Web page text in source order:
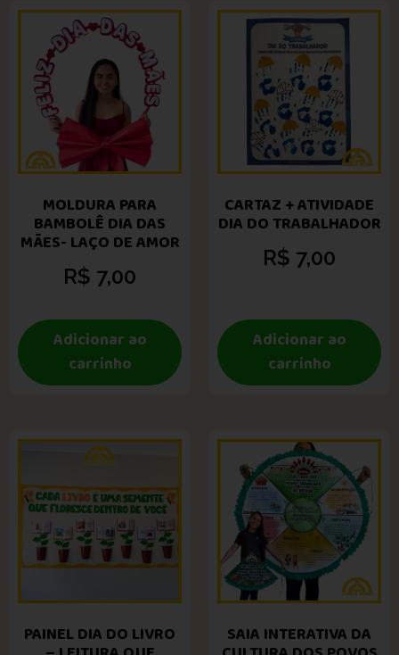
MOLDURA PARA
BAMBOLÊ DIA DAS
MÃES- LAÇO DE AMOR
R$ 7,00
Adicionar ao
carrinho
CARTAZ + ATIVIDADE
DIA DO TRABALHADOR
R$ 7,00
Adicionar ao
carrinho
PAINEL DIA DO LIVRO SAIA INTERATIVA DA